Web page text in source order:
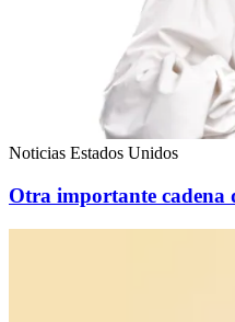
Noticias Estados Unidos
Otra importante cadena